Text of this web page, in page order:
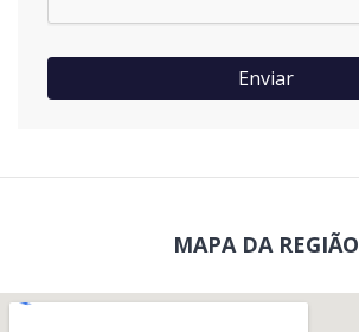
Enviar
MAPA DA REGIÃO